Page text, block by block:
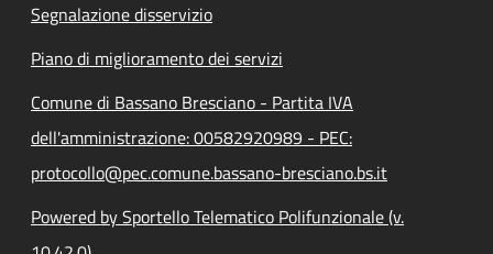
Segnalazione disservizio
Piano di miglioramento dei servizi
Comune di Bassano Bresciano - Partita IVA
dell'amministrazione: 00582920989 - PEC:
protocollo@pec.comune.bassano-bresciano.bs.it
Powered by Sportello Telematico Polifunzionale (v.